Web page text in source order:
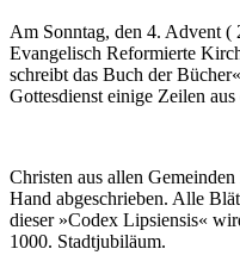
Am Sonntag, den 4. Advent (
Evangelisch Reformierte
schreibt das Buch der
Gottesdienst einige Zeilen aus
Christen aus allen
Hand abgeschrieben. Alle
dieser »Codex Lipsiensis«
1000. Stadtjubiläum.